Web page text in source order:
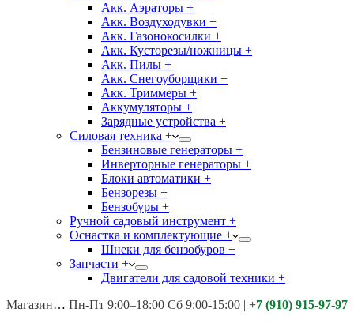
Акк. Аэраторы +
Акк. Воздуходувки +
Акк. Газонокосилки +
Акк. Кусторезы/ножницы +
Акк. Пилы +
Акк. Снегоуборщики +
Акк. Триммеры +
Аккумуляторы +
Зарядные устройства +
Силовая техника +
Бензиновые генераторы +
Инверторные генераторы +
Блоки автоматики +
Бензорезы +
Бензобуры +
Ручной садовый инструмент +
Оснастка и комплектующие +
Шнеки для бензобуров +
Запчасти +
Двигатели для садовой техники +
Магазины: Калуга ул. Московская д.113
Пн-Пт 9:00–18:00 Сб 9:00-15:00 | +7 (910) 915-97-97